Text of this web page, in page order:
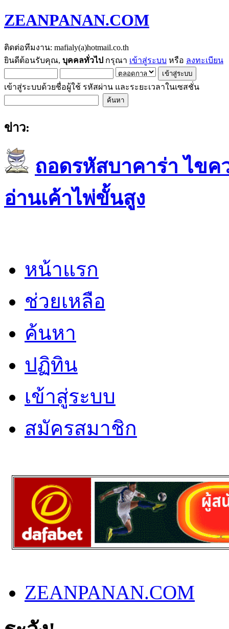
ZEANPANAN.COM
ติดต่อทีมงาน: mafialy(a)hotmail.co.th
ยินดีต้อนรับคุณ, บุคคลทั่วไป กรุณา เข้าสู่ระบบ หรือ ลงทะเบียน
เข้าสู่ระบบด้วยชื่อผู้ใช้ รหัสผ่าน และระยะเวลาในเซสชั่น
ข่าว:
ถอดรหัสบาคาร่า ไขค
อ่านเค้าไพ่ขั้นสูง
หน้าแรก
ช่วยเหลือ
ค้นหา
ปฏิทิน
เข้าสู่ระบบ
สมัครสมาชิก
ZEANPANAN.COM